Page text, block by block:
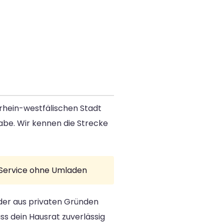
westfälischen Stadt
Wir kennen die Strecke
ohne Umladen
aus privaten Gründen
dein Hausrat zuverlässig